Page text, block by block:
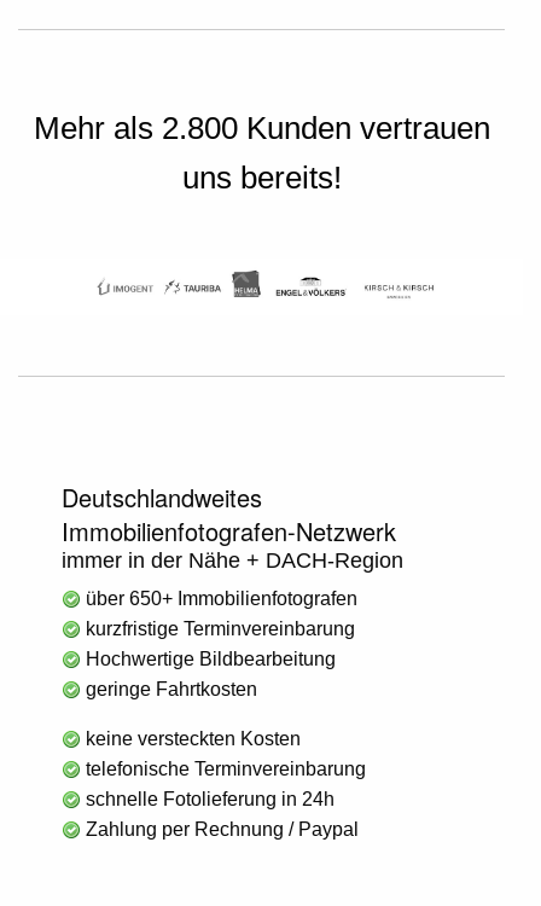
Mehr als 2.800 Kunden vertrauen
uns bereits!
Deutschlandweites
Immobilienfotografen-Netzwerk
immer in der Nähe + DACH-Region
über 650+ Immobilienfotografen
kurzfristige Terminvereinbarung
Hochwertige Bildbearbeitung
geringe Fahrtkosten
keine versteckten Kosten
telefonische Terminvereinbarung
schnelle Fotolieferung in 24h
Zahlung per Rechnung / Paypal